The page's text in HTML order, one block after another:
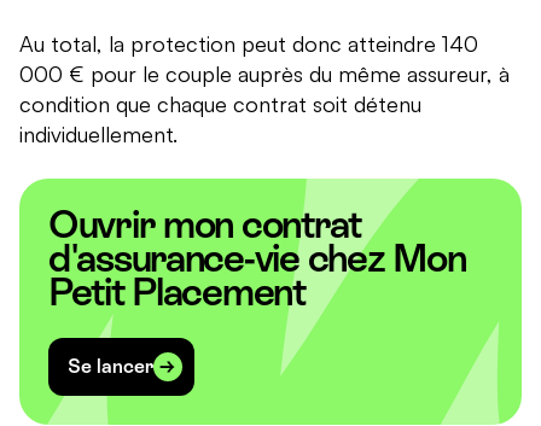
Au total, la protection peut donc atteindre 140
000 € pour le couple auprès du même assureur, à
condition que chaque contrat soit détenu
individuellement.
Ouvrir mon contrat
d'assurance-vie chez Mon
Petit Placement
Se lancer